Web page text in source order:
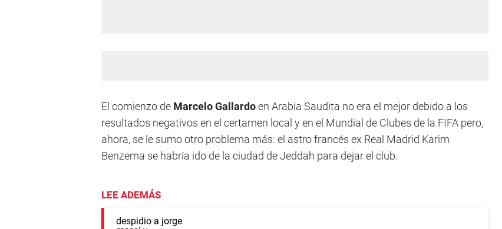
El comienzo de Marcelo Gallardoen Arabia Saudita no era el mejor debido a los
resultados negativos en el certamen local y en el Mundial de Clubes de la FIFA pero,
ahora, se le sumo otro problema más: el astro francés ex Real Madrid Karim
Benzema se habría ido de la ciudad de Jeddah para dejar el club.
LEE ADEMÁS